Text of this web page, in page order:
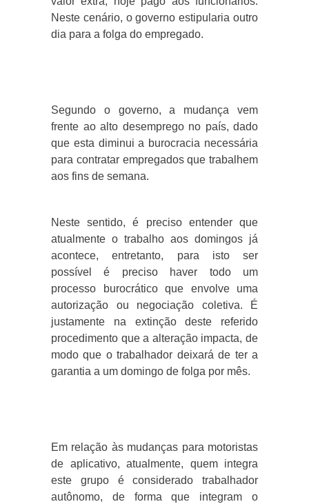
Neste cenário, o governo estipularia outro
dia para a folga do empregado.
Segundo o governo, a mudança vem
frente ao alto desemprego no país, dado
que esta diminui a burocracia necessária
para contratar empregados que trabalhem
aos fins de semana.
Neste sentido, é preciso entender que
atualmente o trabalho aos domingos já
acontece, entretanto, para isto ser
possível é preciso haver todo um
processo burocrático que envolve uma
autorização ou negociação coletiva. É
justamente na extinção deste referido
procedimento que a alteração impacta, de
modo que o trabalhador deixará de ter a
garantia a um domingo de folga por mês.
Em relação às mudanças para motoristas
de aplicativo, atualmente, quem integra
este grupo é considerado trabalhador
autônomo, de forma que integram o